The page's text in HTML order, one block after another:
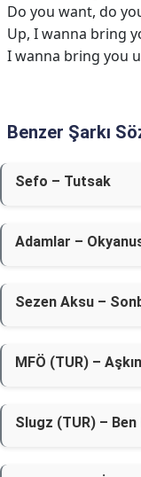
Do you want, do
Up, I wanna bring
I wanna bring you
Benzer Şarkı
Sefo – Tutsak
Adamlar –
Sezen Aksu –
MFÖ (TUR) –
Slugz (TUR) – Ben